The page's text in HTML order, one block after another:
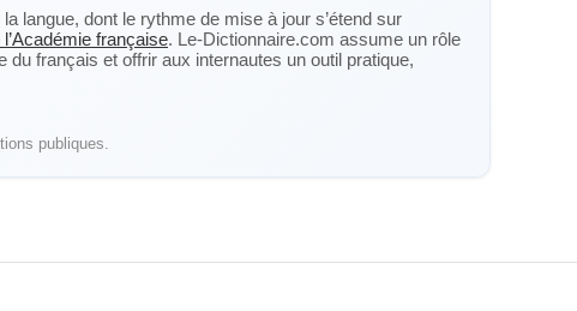
langue, dont le rythme de mise à jour s’étend sur
française. Le-Dictionnaire.com assume un rôle
français et offrir aux internautes un outil pratique,
publiques.